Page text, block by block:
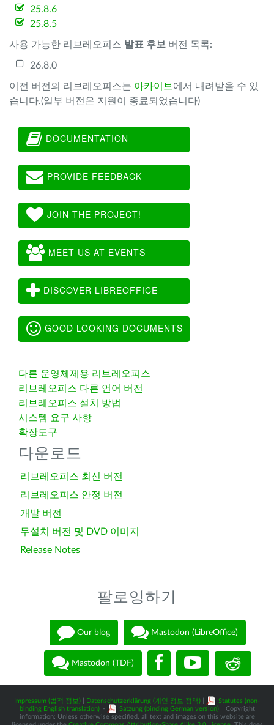
25.8.6
25.8.5
사용 가능한 리브레오피스 발표 후보 버전 목록:
26.8.0
이전 버전의 리브레오피스는 아카이브 에서 내려받을 수 있
습니다.(일부 버전은 지원이 종료되었습니다)
DOCUMENTATION
PROVIDE FEEDBACK
JOIN THE PROJECT!
MEET US AT EVENTS
DISCOVER LIBREOFFICE
GOOD LOOKING DOCUMENTS
다른 운영체제용 리브레오피스
리브레오피스 다른 언어 버전
리브레오피스 설치 방법
시스템 요구 사항
확장도구
다운로드
리브레오피스 최신 버전
리브레오피스 안정 버전
개발 버전
무설치 버전 및 DVD 이미지
Release Notes
팔로잉하기
Our blog Mastodon (LibreOffice)
Mastodon (TDF)
Impressum (법적 정보) Datenschutzerklärung (개인 정보 정책)
Statutes (non-
binding English translation) - Satzung (binding German version)
| Copyright
information: Unless otherwise specified, all text and images on this website are